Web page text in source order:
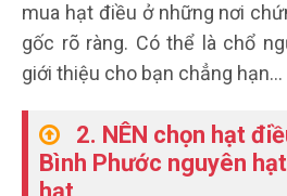
mua hạt điều ở những nơi
gốc rõ ràng. Có thể là chổ
giới thiệu cho bạn chẳng hạn…
2. NÊN chọn hạt
Bình Phước nguyên